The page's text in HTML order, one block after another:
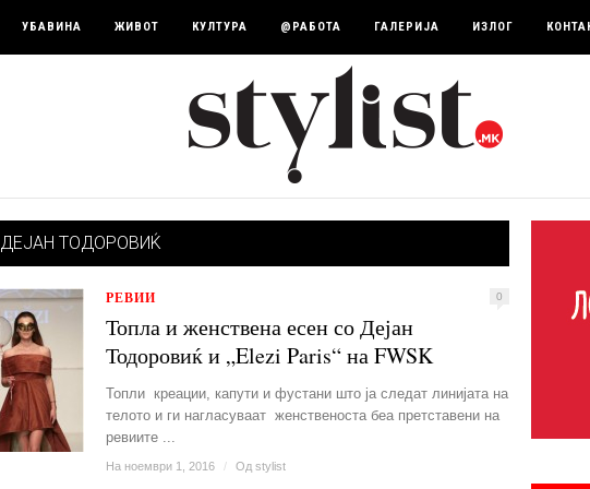
УБАВИНА ЖИВОТ КУЛТУРА @РАБОТА ГАЛЕРИЈА ИЗЛОГ
ДЕЈАН ТОДОРОВИЌ
РЕВИИ 0
Топла и женствена есен со Дејан
Тодоровиќ и „Elezi Paris“ на FWSK
Топли креации, капути и фустани што ја следат линијата на
телото и ги нагласуваат женственоста беа претставени на
ревиите ...
На ноември 1, 2016 / Од stylist